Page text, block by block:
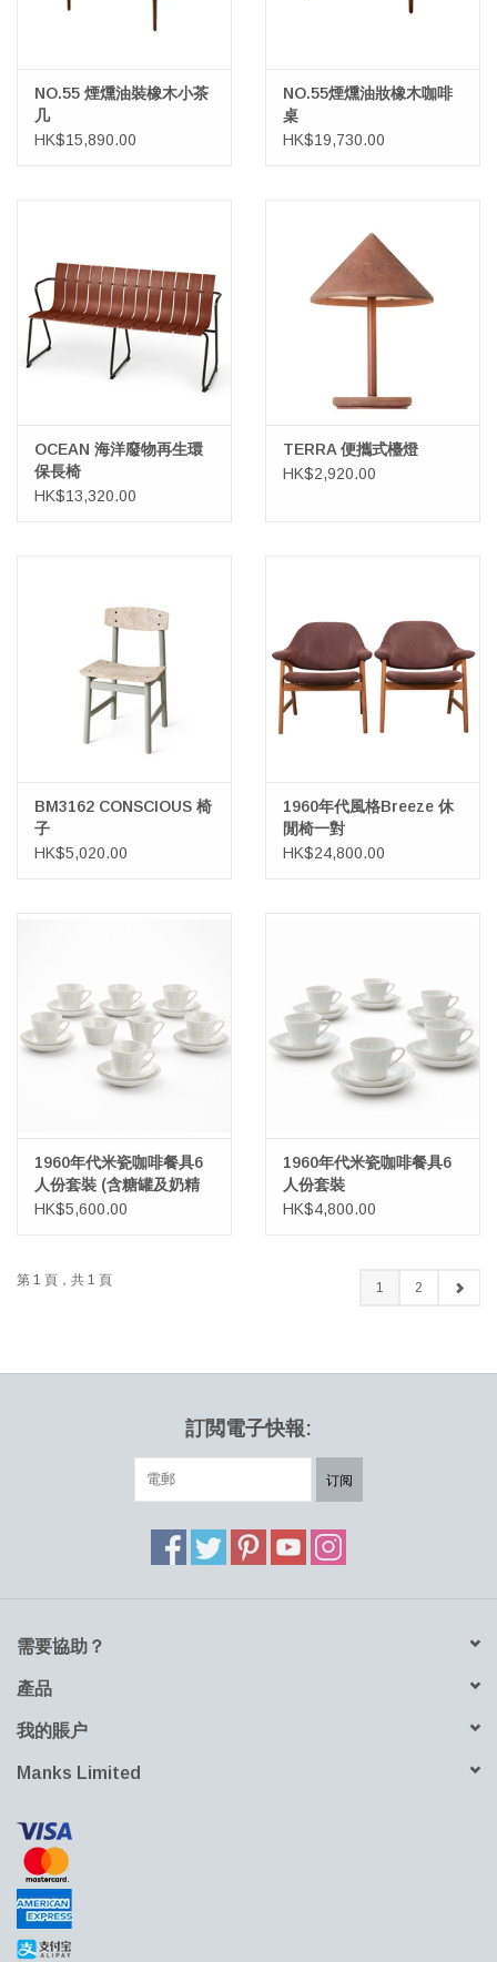
NO.55 煙燻油裝橡木小茶
几
HK$15,890.00
NO.55煙燻油妝橡木咖啡
桌
HK$19,730.00
OCEAN 海洋廢物再生環
保長椅
HK$13,320.00
TERRA 便攜式檯燈
HK$2,920.00
BM3162 CONSCIOUS 椅
子
HK$5,020.00
1960年代風格Breeze 休
閒椅一對
HK$24,800.00
1960年代米瓷咖啡餐具6
人份套裝 (含糖罐及奶精
罐)
HK$5,600.00
1960年代米瓷咖啡餐具6
人份套裝
HK$4,800.00
第 1 頁，共 1 頁 1 2
訂閲電子快報:
订阅
需要協助？
產品
我的賬户
Manks Limited